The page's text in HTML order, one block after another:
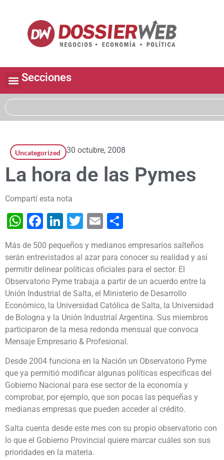
Secciones
Uncategorized 30 octubre, 2008
La hora de las Pymes
Compartí esta nota
WhatsApp
Facebook
LinkedIn
Twitter
Email
Más de 500 pequeños y medianos empresarios salteños
serán entrevistados al azar para conocer su realidad y así
permitir delinear políticas oficiales para el sector. El
Observatorio Pyme trabaja a partir de un acuerdo entre la
Unión Industrial de Salta, el Ministerio de Desarrollo
Económico, la Universidad Católica de Salta, la Universidad
de Bologna y la Unión Industrial Argentina. Sus miembros
participaron de la mesa redonda mensual que convoca
Mensaje Empresario & Profesional.
Desde 2004 funciona en la Nación un Observatorio Pyme
que ya permitió modificar algunas políticas específicas del
Gobierno Nacional para ese sector de la economía y
comprobar, por ejemplo, que son pocas las pequeñas y
medianas empresas que pueden acceder al crédito.
Salta cuenta desde este mes con su propio observatorio con
lo que el Gobierno Provincial quiere marcar cuáles son sus
prioridades en la materia.